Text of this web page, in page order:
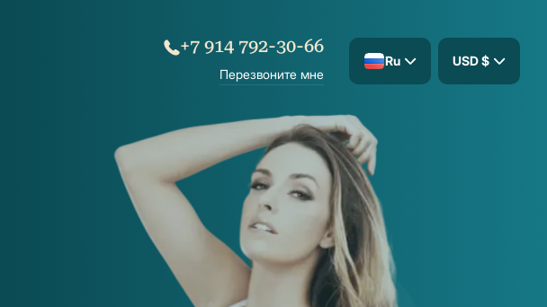
+7 914 792-30-66
Перезвоните мне
Ru USD $